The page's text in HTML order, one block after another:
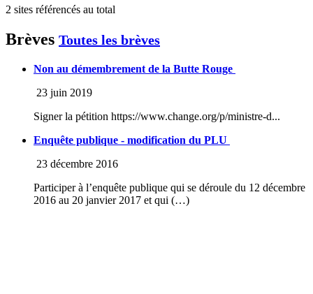
2 sites référencés au total
Brèves Toutes les brèves
Non au démembrement de la Butte Rouge
23 juin 2019
Signer la pétition https://www.change.org/p/ministre-d...
Enquête publique - modification du PLU
23 décembre 2016
Participer à l’enquête publique qui se déroule du 12 décembre
2016 au 20 janvier 2017 et qui (…)